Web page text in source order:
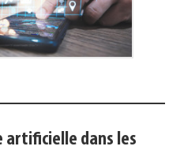
artificielle dans les